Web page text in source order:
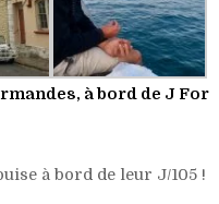
à bord de J For
à bord de leur J/105 !